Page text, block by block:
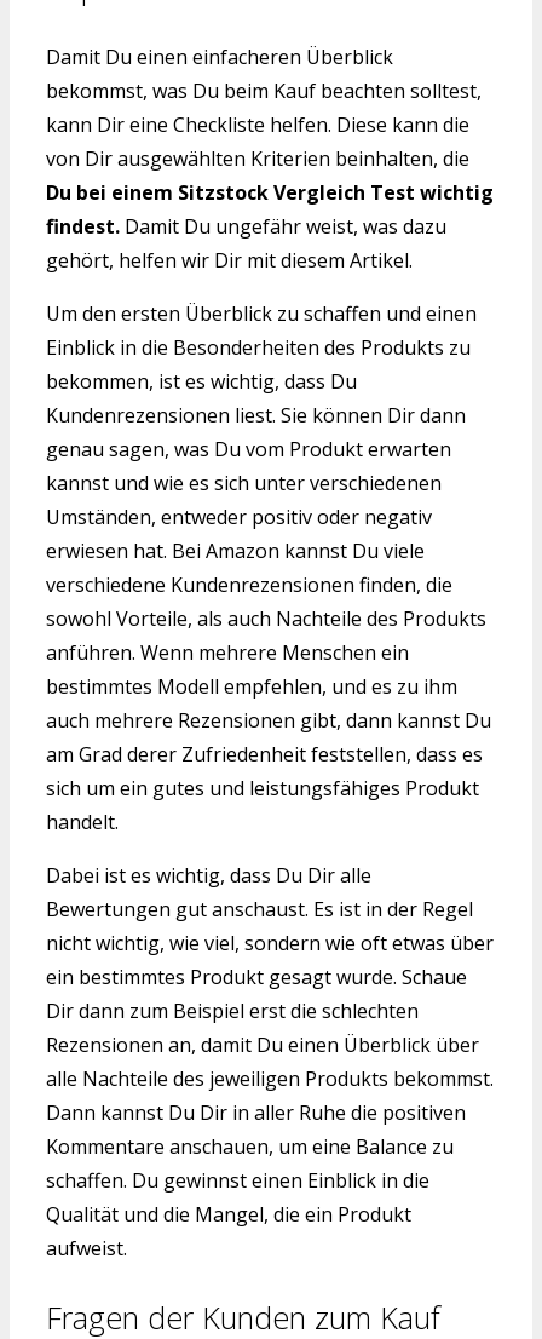
Damit Du einen einfacheren Überblick
bekommst, was Du beim Kauf beachten solltest,
kann Dir eine Checkliste helfen. Diese kann die
von Dir ausgewählten Kriterien beinhalten, die
Du bei einem Sitzstock Vergleich Test wichtig
findest. Damit Du ungefähr weist, was dazu
gehört, helfen wir Dir mit diesem Artikel.
Um den ersten Überblick zu schaffen und einen
Einblick in die Besonderheiten des Produkts zu
bekommen, ist es wichtig, dass Du
Kundenrezensionen liest. Sie können Dir dann
genau sagen, was Du vom Produkt erwarten
kannst und wie es sich unter verschiedenen
Umständen, entweder positiv oder negativ
erwiesen hat. Bei Amazon kannst Du viele
verschiedene Kundenrezensionen finden, die
sowohl Vorteile, als auch Nachteile des Produkts
anführen. Wenn mehrere Menschen ein
bestimmtes Modell empfehlen, und es zu ihm
auch mehrere Rezensionen gibt, dann kannst Du
am Grad derer Zufriedenheit feststellen, dass es
sich um ein gutes und leistungsfähiges Produkt
handelt.
Dabei ist es wichtig, dass Du Dir alle
Bewertungen gut anschaust. Es ist in der Regel
nicht wichtig, wie viel, sondern wie oft etwas über
ein bestimmtes Produkt gesagt wurde. Schaue
Dir dann zum Beispiel erst die schlechten
Rezensionen an, damit Du einen Überblick über
alle Nachteile des jeweiligen Produkts bekommst.
Dann kannst Du Dir in aller Ruhe die positiven
Kommentare anschauen, um eine Balance zu
schaffen. Du gewinnst einen Einblick in die
Qualität und die Mangel, die ein Produkt
aufweist.
Fragen der Kunden zum Kauf